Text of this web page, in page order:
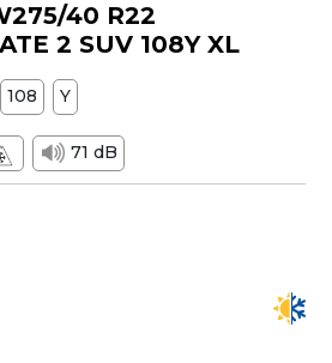
40 R22
2 SUV 108Y XL
108 Y
71 dB